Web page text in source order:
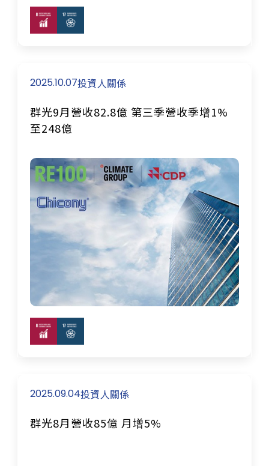
2025.10.07投資人關係
群光9月營收82.8億 第三季營收季增1%
至248億
2025.09.04投資人關係
群光8月營收85億 月增5%